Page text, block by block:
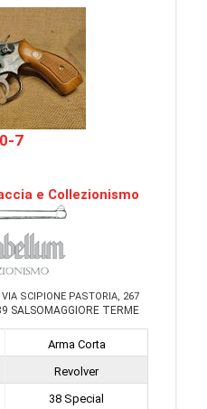
7
e Collezionismo
VIA SCIPIONE PASTORIA, 267
SALSOMAGGIORE TERME
Arma Corta
Revolver
38 Special